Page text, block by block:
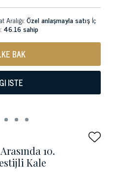
Aralığı:Özel anlaşmayla satış İç
46.16 sahip
BAK
ISTE
10.
Kale